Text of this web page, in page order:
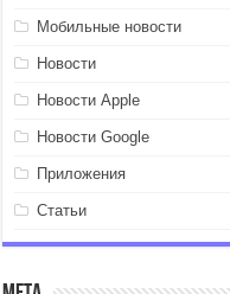
Мобильные новости
Новости
Новости Apple
Новости Google
Приложения
Статьи